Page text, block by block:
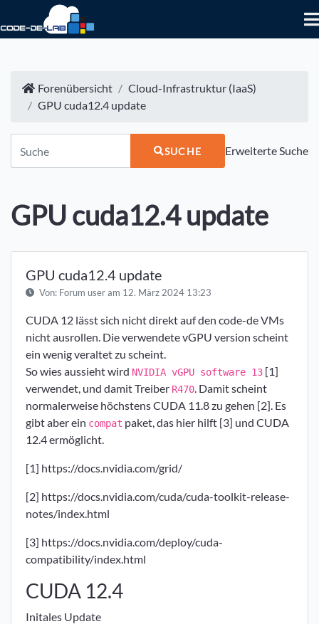
Forenübersicht
Cloud-Infrastruktur (IaaS)
GPU cuda12.4 update
SUCHE Erweiterte Suche
GPU cuda12.4 update
GPU cuda12.4 update
Von: Forum useram 12. März 2024 13:23
CUDA 12 lässt sich nicht direkt auf den code-de VMs
nicht ausrollen. Die verwendete vGPU version scheint
ein wenig veraltet zu scheint.
So wies aussieht wird NVIDIA vGPU software 13 [1]
verwendet, und damit Treiber R470. Damit scheint
normalerweise höchstens CUDA 11.8 zu gehen [2]. Es
gibt aber ein compat paket, das hier hilft [3] und CUDA
12.4 ermöglicht.
[1] https://docs.nvidia.com/grid/
[2] https://docs.nvidia.com/cuda/cuda-toolkit-release-
notes/index.html
[3] https://docs.nvidia.com/deploy/cuda-
compatibility/index.html
CUDA 12.4
Initales Update